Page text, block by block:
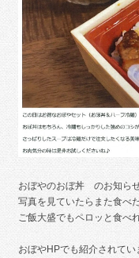
おぼやのおぼ丼 のお知ら
写真を見ていたらまた食べ
ご飯大盛でもペロッと食べ
おぼやHPでも紹介されて